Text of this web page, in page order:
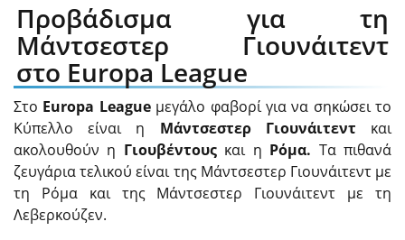
Προβάδισμα για τη
Μάντσεστερ Γιουνάιτεντ
στο Europa League
Στο Europa Leagueμεγάλο φαβορί για να σηκώσει το
Κύπελλο είναι η Μάντσεστερ Γιουνάιτεντ και
ακολουθούν η Γιουβέντουςκαι η Ρόμα. Τα πιθανά
ζευγάρια τελικού είναι της Μάντσεστερ Γιουνάιτεντ με
τη Ρόμα και της Μάντσεστερ Γιουνάιτεντ με τη
Λεβερκούζεν.